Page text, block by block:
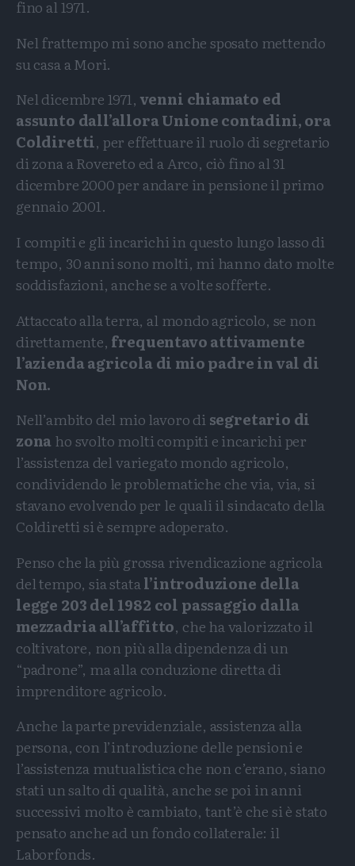
fino al 1971.
Nel frattempo mi sono anche sposato mettendo
su casa a Mori.
Nel dicembre 1971, venni chiamato ed
assunto dall’allora Unione contadini, ora
Coldiretti, per effettuare il ruolo di segretario
di zona a Rovereto ed a Arco, ciò fino al 31
dicembre 2000 per andare in pensione il primo
gennaio 2001.
I compiti e gli incarichi in questo lungo lasso di
tempo, 30 anni sono molti, mi hanno dato molte
soddisfazioni, anche se a volte sofferte.
Attaccato alla terra, al mondo agricolo, se non
direttamente, frequentavo attivamente
l’azienda agricola di mio padre in val di
Non.
Nell’ambito del mio lavoro di segretario di
zona ho svolto molti compiti e incarichi per
l’assistenza del variegato mondo agricolo,
condividendo le problematiche che via, via, si
stavano evolvendo per le quali il sindacato della
Coldiretti si è sempre adoperato.
Penso che la più grossa rivendicazione agricola
del tempo, sia statal’introduzione della
legge 203 del 1982 col passaggio dalla
mezzadria all’affitto, che ha valorizzato il
coltivatore, non più alla dipendenza di un
“padrone”, ma alla conduzione diretta di
imprenditore agricolo.
Anche la parte previdenziale, assistenza alla
persona, con l’introduzione delle pensioni e
l’assistenza mutualistica che non c’erano, siano
stati un salto di qualità, anche se poi in anni
successivi molto è cambiato, tant’è che si è stato
pensato anche ad un fondo collaterale: il
Laborfonds.